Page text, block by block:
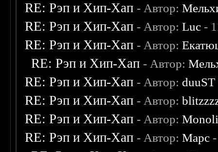
RE: Рэп и Хип-Хап - Автор:
RE: Рэп и Хип-Хап - Автор:Luc -
RE: Рэп и Хип-Хап - Автор:
RE: Рэп и Хип-Хап - Автор:
RE: Рэп и Хип-Хап - Автор: duuST
RE: Рэп и Хип-Хап - Автор:
RE: Рэп и Хип-Хап - Автор:
RE: Рэп и Хип-Хап - Автор:Марс